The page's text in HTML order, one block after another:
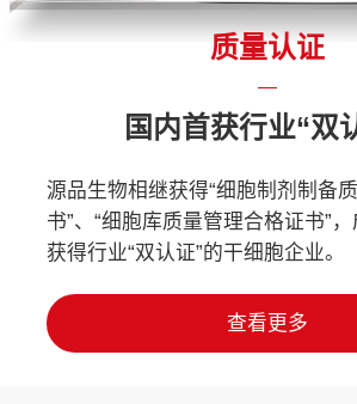
质量认证
国内首获行业“双
源品生物相继获得“细胞制剂制备
书”、“细胞库质量管理合格证书”
获得行业“双认证”的干细胞企业。
查看更多